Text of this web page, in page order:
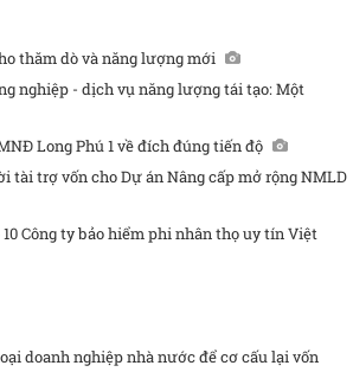
thăm dò và năng lượng mới
nghiệp - dịch vụ năng lượng tái tạo: Một
Long Phú 1 về đích đúng tiến độ
tài trợ vốn cho Dự án Nâng cấp mở rộng NMLD
Công ty bảo hiểm phi nhân thọ uy tín Việt
doanh nghiệp nhà nước để cơ cấu lại vốn